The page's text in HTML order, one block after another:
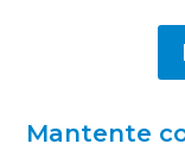
Mantente